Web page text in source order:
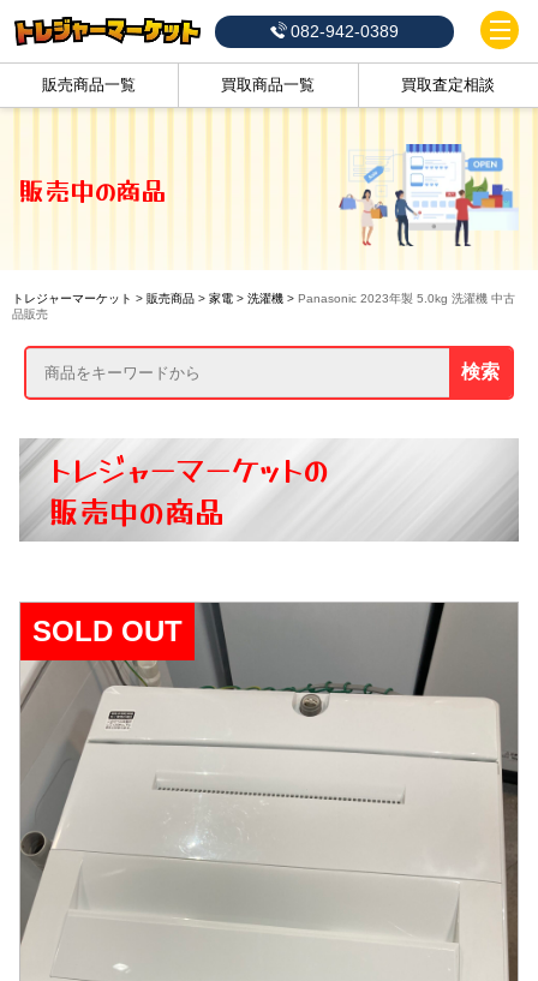
082-942-0389
販売商品一覧 買取商品一覧 買取査定相談
販売中の商品
トレジャーマーケット > 販売商品> 家電> 洗濯機> Panasonic 2023年製 5.0kg 洗濯機 中古
品販売
検索
トレジャーマーケットの
販売中の商品
SOLD OUT